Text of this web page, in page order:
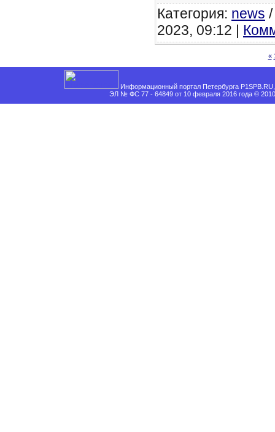
Категория: news
2023, 09:12 |
«
Информационный портал Петербурга
ЭЛ № ФС 77 - 64849 от 10 февраля 2016 года ©